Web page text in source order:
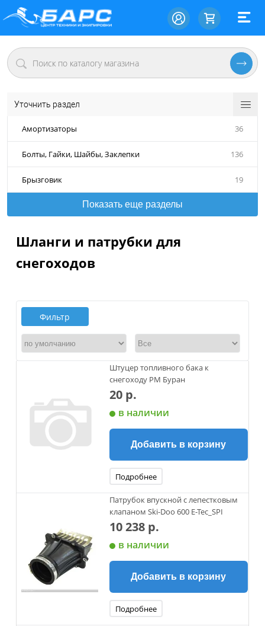
Уточнить раздел
Амортизаторы 36
Болты, Гайки, Шайбы, Заклепки 136
Брызговик 19
Показать еще разделы
Шланги и патрубки для
снегоходов
Фильтр
Штуцер топливного бака к
снегоходу РМ Буран
20 р.
в наличии
Добавить в корзину
Подробнее
Патрубок впускной c лепестковым
клапаном Ski-Doo 600 E-Tec_SPI
10 238 р.
в наличии
Добавить в корзину
Подробнее